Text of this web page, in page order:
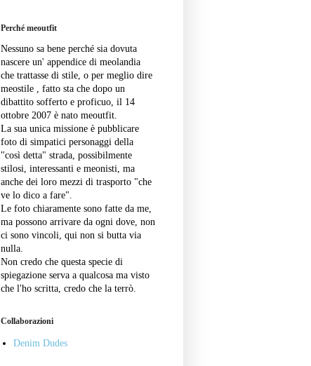
Perché meoutfit
Nessuno sa bene perché sia dovuta
nascere un' appendice di meolandia
che trattasse di stile, o per meglio dire
meostile , fatto sta che dopo un
dibattito sofferto e proficuo, il 14
ottobre 2007 è nato meoutfit.
La sua unica missione è pubblicare
foto di simpatici personaggi della
"così detta" strada, possibilmente
stilosi, interessanti e meonisti, ma
anche dei loro mezzi di trasporto "che
ve lo dico a fare".
Le foto chiaramente sono fatte da me,
ma possono arrivare da ogni dove, non
ci sono vincoli, qui non si butta via
nulla.
Non credo che questa specie di
spiegazione serva a qualcosa ma visto
che l'ho scritta, credo che la terrò.
Collaborazioni
Denim Dudes